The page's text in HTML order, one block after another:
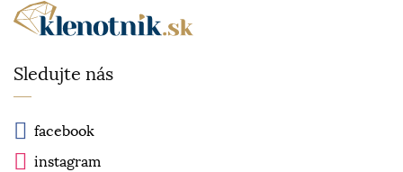
Sledujte nás
facebook
instagram